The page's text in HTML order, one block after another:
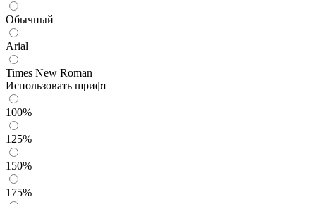
Обычный
Arial
Times New Roman
Использовать шрифт
100%
125%
150%
175%